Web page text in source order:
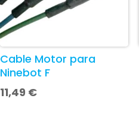
Cable Motor para
Ninebot F
11,49 €